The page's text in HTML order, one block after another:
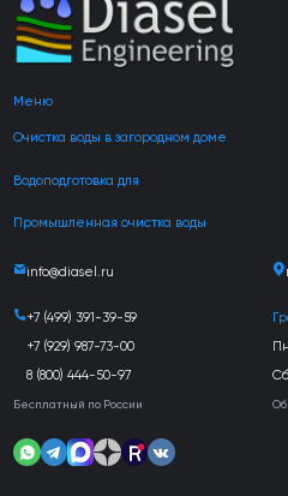
Меню
Очистка воды в загородном доме
Водоподготовка для
Промышленная очистка воды
info@diasel.ru
+7 (499) 391-39-59
+7 (929) 987-73-00
8 (800) 444-50-97
Бесплатный по России